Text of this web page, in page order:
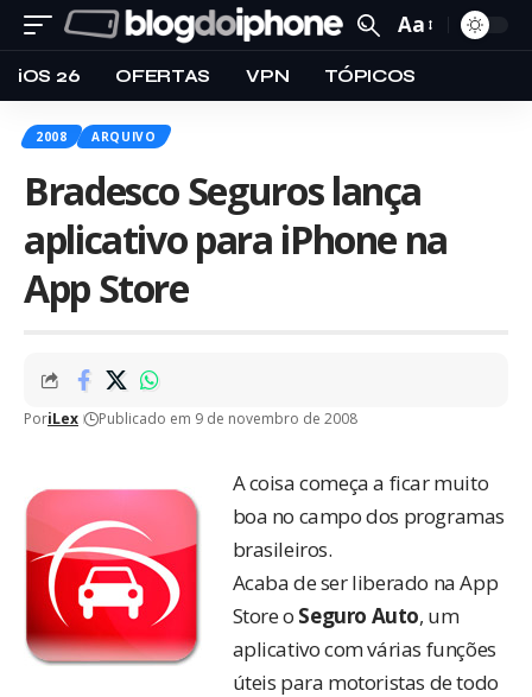
Aa
iOS 26 OFERTAS VPN TÓPICOS
2008 ARQUIVO
Bradesco Seguros lança
aplicativo para iPhone na
App Store
PoriLex Publicado em 9 de novembro de 2008
A coisa começa a ficar muito
boa no campo dos programas
brasileiros.
Acaba de ser liberado na App
Store o Seguro Auto, um
aplicativo com várias funções
úteis para motoristas de todo